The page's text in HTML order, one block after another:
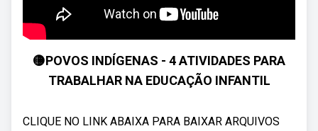
🟡POVOS INDÍGENAS - 4 ATIVIDADES PARA
TRABALHAR NA EDUCAÇÃO INFANTIL
CLIQUE NO LINK ABAIXA PARA BAIXAR ARQUIVOS